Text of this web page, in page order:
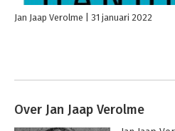
Jan Jaap Verolme 31 januari 2022
Over Jan Jaap Verolme